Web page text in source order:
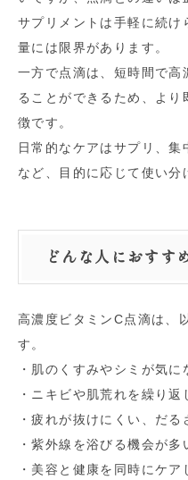
サプリメントは手軽に続け
量には限界があります。
一方で点滴は、短時間で高
ることができるため、よ
徴です。
日常的なケアはサプリ、
など、目的に応じて使い分
どんな人におすす
高濃度ビタミンC点滴は、
す。
・肌のくすみやシミが気に
・ニキビや肌荒れを繰り返
・疲れが抜けにくい、だる
・紫外線を浴びる機会が多
・美容と健康を同時にケア